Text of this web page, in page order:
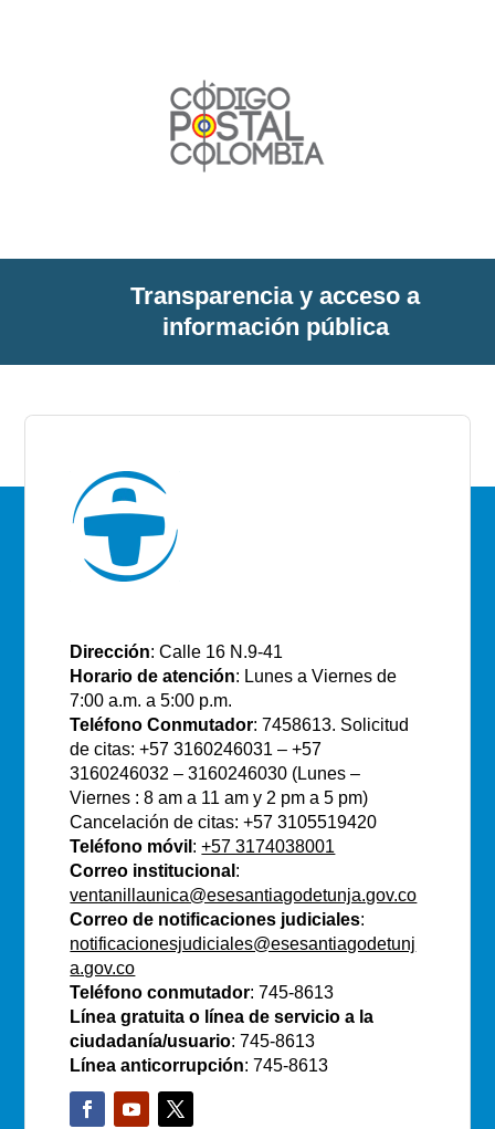
Transparencia y acceso a
información pública
Dirección: Calle 16 N.9-41
Horario de atención: Lunes a Viernes de
7:00 a.m. a 5:00 p.m.
Teléfono Conmutador: 7458613. Solicitud
de citas: +57 3160246031 – +57
3160246032 – 3160246030 (Lunes –
Viernes : 8 am a 11 am y 2 pm a 5 pm)
Cancelación de citas: +57 3105519420
Teléfono móvil :+57 3174038001
Correo institucional :
ventanillaunica@esesantiagodetunja.gov.co
Correo de notificaciones judiciales:
notificacionesjudiciales@esesantiagodetunj
a.gov.co
Teléfono conmutador: 745-8613
Línea gratuita o línea de servicio a la
ciudadanía/usuario: 745-8613
Línea anticorrupción: 745-8613